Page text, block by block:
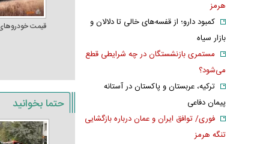
قیمت
حتما بخوانید
هرمز
کمبود دارو؛ از قفسه‌های خالی تا دلالان و
بازار سیاه
مستمری بازنشستگان در چه شرایطی قطع
می‌شود؟
ترکیه، عربستان و پاکستان در آستانه
پیمان دفاعی
فوری/ توافق ایران و عمان درباره بازگشایی
تنگه هرمز